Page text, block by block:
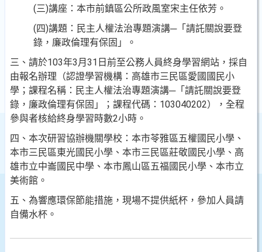
(三)講座：本市前鎮區公所政風室宋主任依芳。
(四)講題：民主人權法治專題演講─「請託關說要登
錄，廉政倫理有保固」。
三、請於103年3月31日前至公務人員終身學習網站，採自
由報名辦理（認證學習機構：高雄市三民區愛國國民小
學；課程名稱：民主人權法治專題演講─「請託關說要登
錄，廉政倫理有保固」；課程代碼：103040202），全程
參與者核給終身學習時數2小時。
四、本次研習協辦機關學校：本市苓雅區五權國民小學、
本市三民區東光國民小學、本市三民區莊敬國民小學、高
雄市立中崙國民中學、本市鳳山區五福國民小學、本市立
美術館。
五、為響應環保節能措施，現場不提供紙杯，參加人員請
自備水杯。